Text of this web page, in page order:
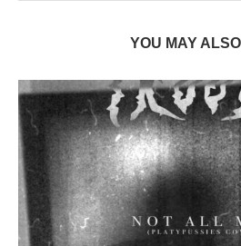
YOU MAY